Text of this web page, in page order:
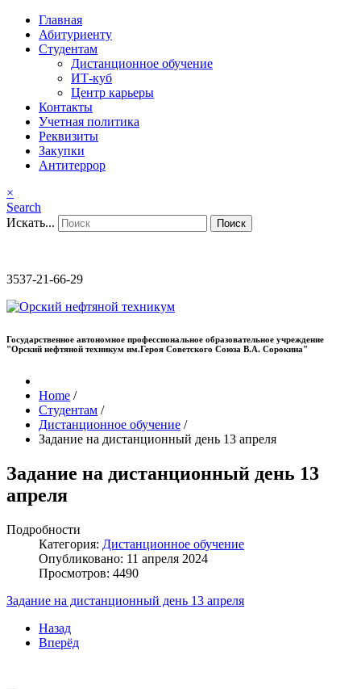
Главная
Абитуриенту
Студентам
Дистанционное обучение
ИТ-куб
Центр карьеры
Контакты
Учетная политика
Реквизиты
Закупки
Антитеррор
×
Search
Искать...
Поиск
3537-21-66-29
Государственное автономное профессиональное образовательное учреждение
"Орский нефтяной техникум им.Героя Советского Союза В.А. Сорокина"
Home /
Студентам /
Дистанционное обучение /
Задание на дистанционный день 13 апреля
Задание на дистанционный день 13
апреля
Подробности
Категория: Дистанционное обучение
Опубликовано: 11 апреля 2024
Просмотров: 4490
Задание на дистанционный день 13 апреля
Назад
Вперёд